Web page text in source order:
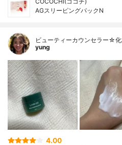
AGスリーピングパックN
ビューティーカウンセラー☆
yung
4.00